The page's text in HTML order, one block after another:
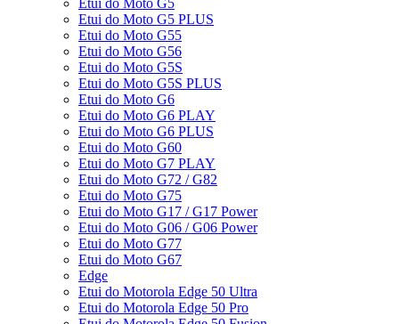
Etui do Moto G5
Etui do Moto G5 PLUS
Etui do Moto G55
Etui do Moto G56
Etui do Moto G5S
Etui do Moto G5S PLUS
Etui do Moto G6
Etui do Moto G6 PLAY
Etui do Moto G6 PLUS
Etui do Moto G60
Etui do Moto G7 PLAY
Etui do Moto G72 / G82
Etui do Moto G75
Etui do Moto G17 / G17 Power
Etui do Moto G06 / G06 Power
Etui do Moto G77
Etui do Moto G67
Edge
Etui do Motorola Edge 50 Ultra
Etui do Motorola Edge 50 Pro